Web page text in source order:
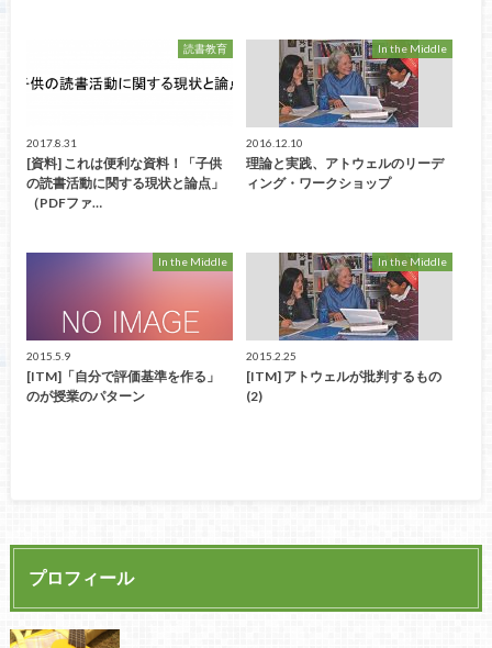
読書教育
2017.8.31
[資料] これは便利な資料！「子供
の読書活動に関する現状と論点」
（PDFファ…
In the Middle
2016.12.10
理論と実践、アトウェルのリーデ
ィング・ワークショップ
In the Middle
2015.5.9
[ITM]「自分で評価基準を作る」
のが授業のパターン
In the Middle
2015.2.25
[ITM] アトウェルが批判するもの
(2)
プロフィール